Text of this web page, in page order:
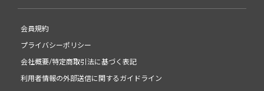
会員規約
プライバシーポリシー
会社概要/特定商取引法に基づく表記
利用者情報の外部送信に関するガイドライン